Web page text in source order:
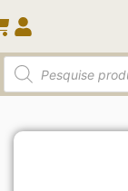
Início
tecido